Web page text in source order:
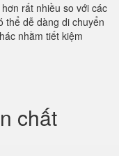
rất nhiều so với các
thể dễ dàng di chuyển
nhằm tiết kiệm
chất